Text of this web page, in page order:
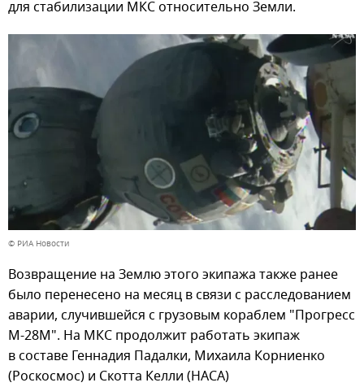
для стабилизации МКС относительно Земли.
© РИА Новости
Возвращение на Землю этого экипажа также ранее
было перенесено на месяц в связи с расследованием
аварии, случившейся с грузовым кораблем "Прогресс
М-28М". На МКС продолжит работать экипаж
в составе Геннадия Падалки, Михаила Корниенко
(Роскосмос) и Скотта Келли (НАСА)